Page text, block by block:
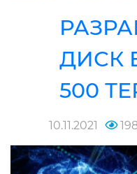
ДИСК
500
10.11.2021